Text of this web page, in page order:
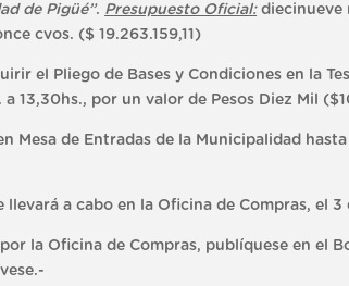
de Pigüé”. Presupuesto Oficial:diecinueve
cvos. ($ 19.263.159,11)
Pliego de Bases y Condiciones en la
13,30hs., por un valor de Pesos Diez Mil
de Entradas de la Municipalidad hasta
a cabo en la Oficina de Compras, el 3
Oficina de Compras, publíquese en el